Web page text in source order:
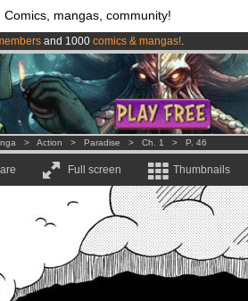
Comics, mangas, community!
and 1000 comics & mangas!.
is now LIVE!.
from3.95 euros per month !Get membership
> Action > Paradise > Ch. 1 > P. 46
Full screen Thumbnails